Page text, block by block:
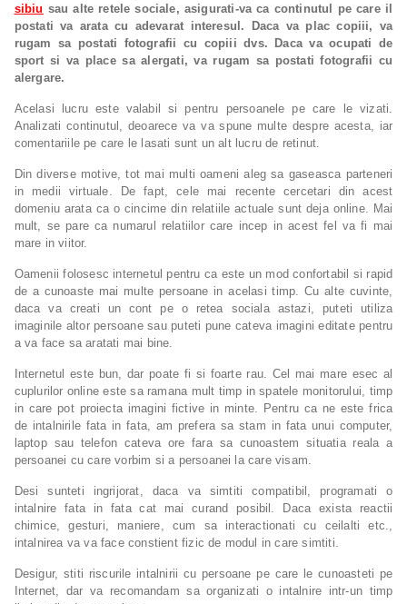
sibiu sau alte retele sociale, asigurati-va ca continutul pe care il
postati va arata cu adevarat interesul. Daca va plac copiii, va
rugam sa postati fotografii cu copiii dvs. Daca va ocupati de
sport si va place sa alergati, va rugam sa postati fotografii cu
alergare.
Acelasi lucru este valabil si pentru persoanele pe care le vizati.
Analizati continutul, deoarece va va spune multe despre acesta, iar
comentariile pe care le lasati sunt un alt lucru de retinut.
Din diverse motive, tot mai multi oameni aleg sa gaseasca parteneri
in medii virtuale. De fapt, cele mai recente cercetari din acest
domeniu arata ca o cincime din relatiile actuale sunt deja online. Mai
mult, se pare ca numarul relatiilor care incep in acest fel va fi mai
mare in viitor.
Oamenii folosesc internetul pentru ca este un mod confortabil si rapid
de a cunoaste mai multe persoane in acelasi timp. Cu alte cuvinte,
daca va creati un cont pe o retea sociala astazi, puteti utiliza
imaginile altor persoane sau puteti pune cateva imagini editate pentru
a va face sa aratati mai bine.
Internetul este bun, dar poate fi si foarte rau. Cel mai mare esec al
cuplurilor online este sa ramana mult timp in spatele monitorului, timp
in care pot proiecta imagini fictive in minte. Pentru ca ne este frica
de intalnirile fata in fata, am prefera sa stam in fata unui computer,
laptop sau telefon cateva ore fara sa cunoastem situatia reala a
persoanei cu care vorbim si a persoanei la care visam.
Desi sunteti ingrijorat, daca va simtiti compatibil, programati o
intalnire fata in fata cat mai curand posibil. Daca exista reactii
chimice, gesturi, maniere, cum sa interactionati cu ceilalti etc.,
intalnirea va va face constient fizic de modul in care simtiti.
Desigur, stiti riscurile intalnirii cu persoane pe care le cunoasteti pe
Internet, dar va recomandam sa organizati o intalnire intr-un timp